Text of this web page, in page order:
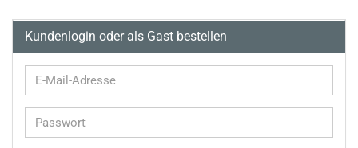
Kundenlogin oder als Gast bestellen
E-
Mail-
Passwort